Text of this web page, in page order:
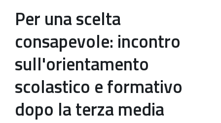
Per una scelta
consapevole: incontro
sull'orientamento
scolastico e formativo
dopo la terza media